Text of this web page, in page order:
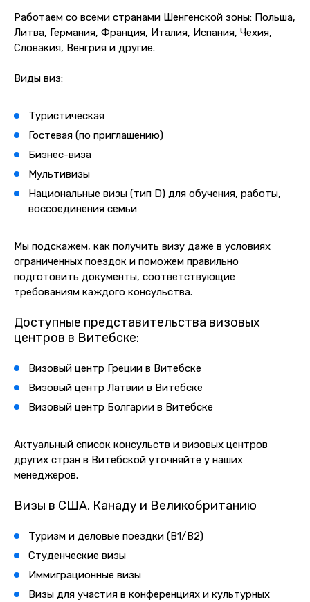
Работаем со всеми странами Шенгенской зоны: Польша,
Литва, Германия, Франция, Италия, Испания, Чехия,
Словакия, Венгрия и другие.
Виды виз:
Туристическая
Гостевая (по приглашению)
Бизнес-виза
Мультивизы
Национальные визы (тип D) для обучения, работы,
воссоединения семьи
Мы подскажем, как получить визу даже в условиях
ограниченных поездок и поможем правильно
подготовить документы, соответствующие
требованиям каждого консульства.
Доступные представительства визовых
центров в Витебске:
Визовый центр Греции в Витебске
Визовый центр Латвии в Витебске
Визовый центр Болгарии в Витебске
Актуальный список консульств и визовых центров
других стран в Витебской уточняйте у наших
менеджеров.
Визы в США, Канаду и Великобританию
Туризм и деловые поездки (B1/B2)
Студенческие визы
Иммиграционные визы
Визы для участия в конференциях и культурных